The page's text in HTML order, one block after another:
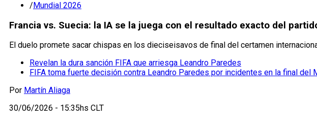
/Mundial 2026
Francia vs. Suecia: la IA se la juega con el resultado exacto del
El duelo promete sacar chispas en los dieciseisavos de final del certamen
Revelan la dura sanción FIFA que arriesga Leandro Paredes
FIFA toma fuerte decisión contra Leandro Paredes por incidentes en la final del
Por Martín Aliaga
30/06/2026 - 15:35hs CLT